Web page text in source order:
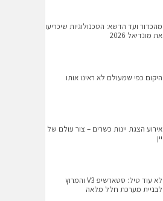
מהכדור ועד הדשא: הטכנולוגיות שיכריעו
את מונדיאל 2026
היקום כפי שמעולם לא ראינו אותו
אירוע הצגת יינות כשרים – צור עולם של
יין
לא עוד טיל: סטארשיפ V3 והמרוץ
לבניית מערכת חלל מלאה